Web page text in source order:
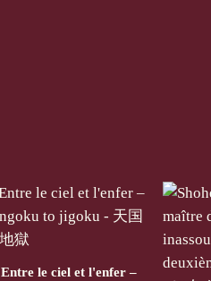
Entre le ciel et l'enfer –